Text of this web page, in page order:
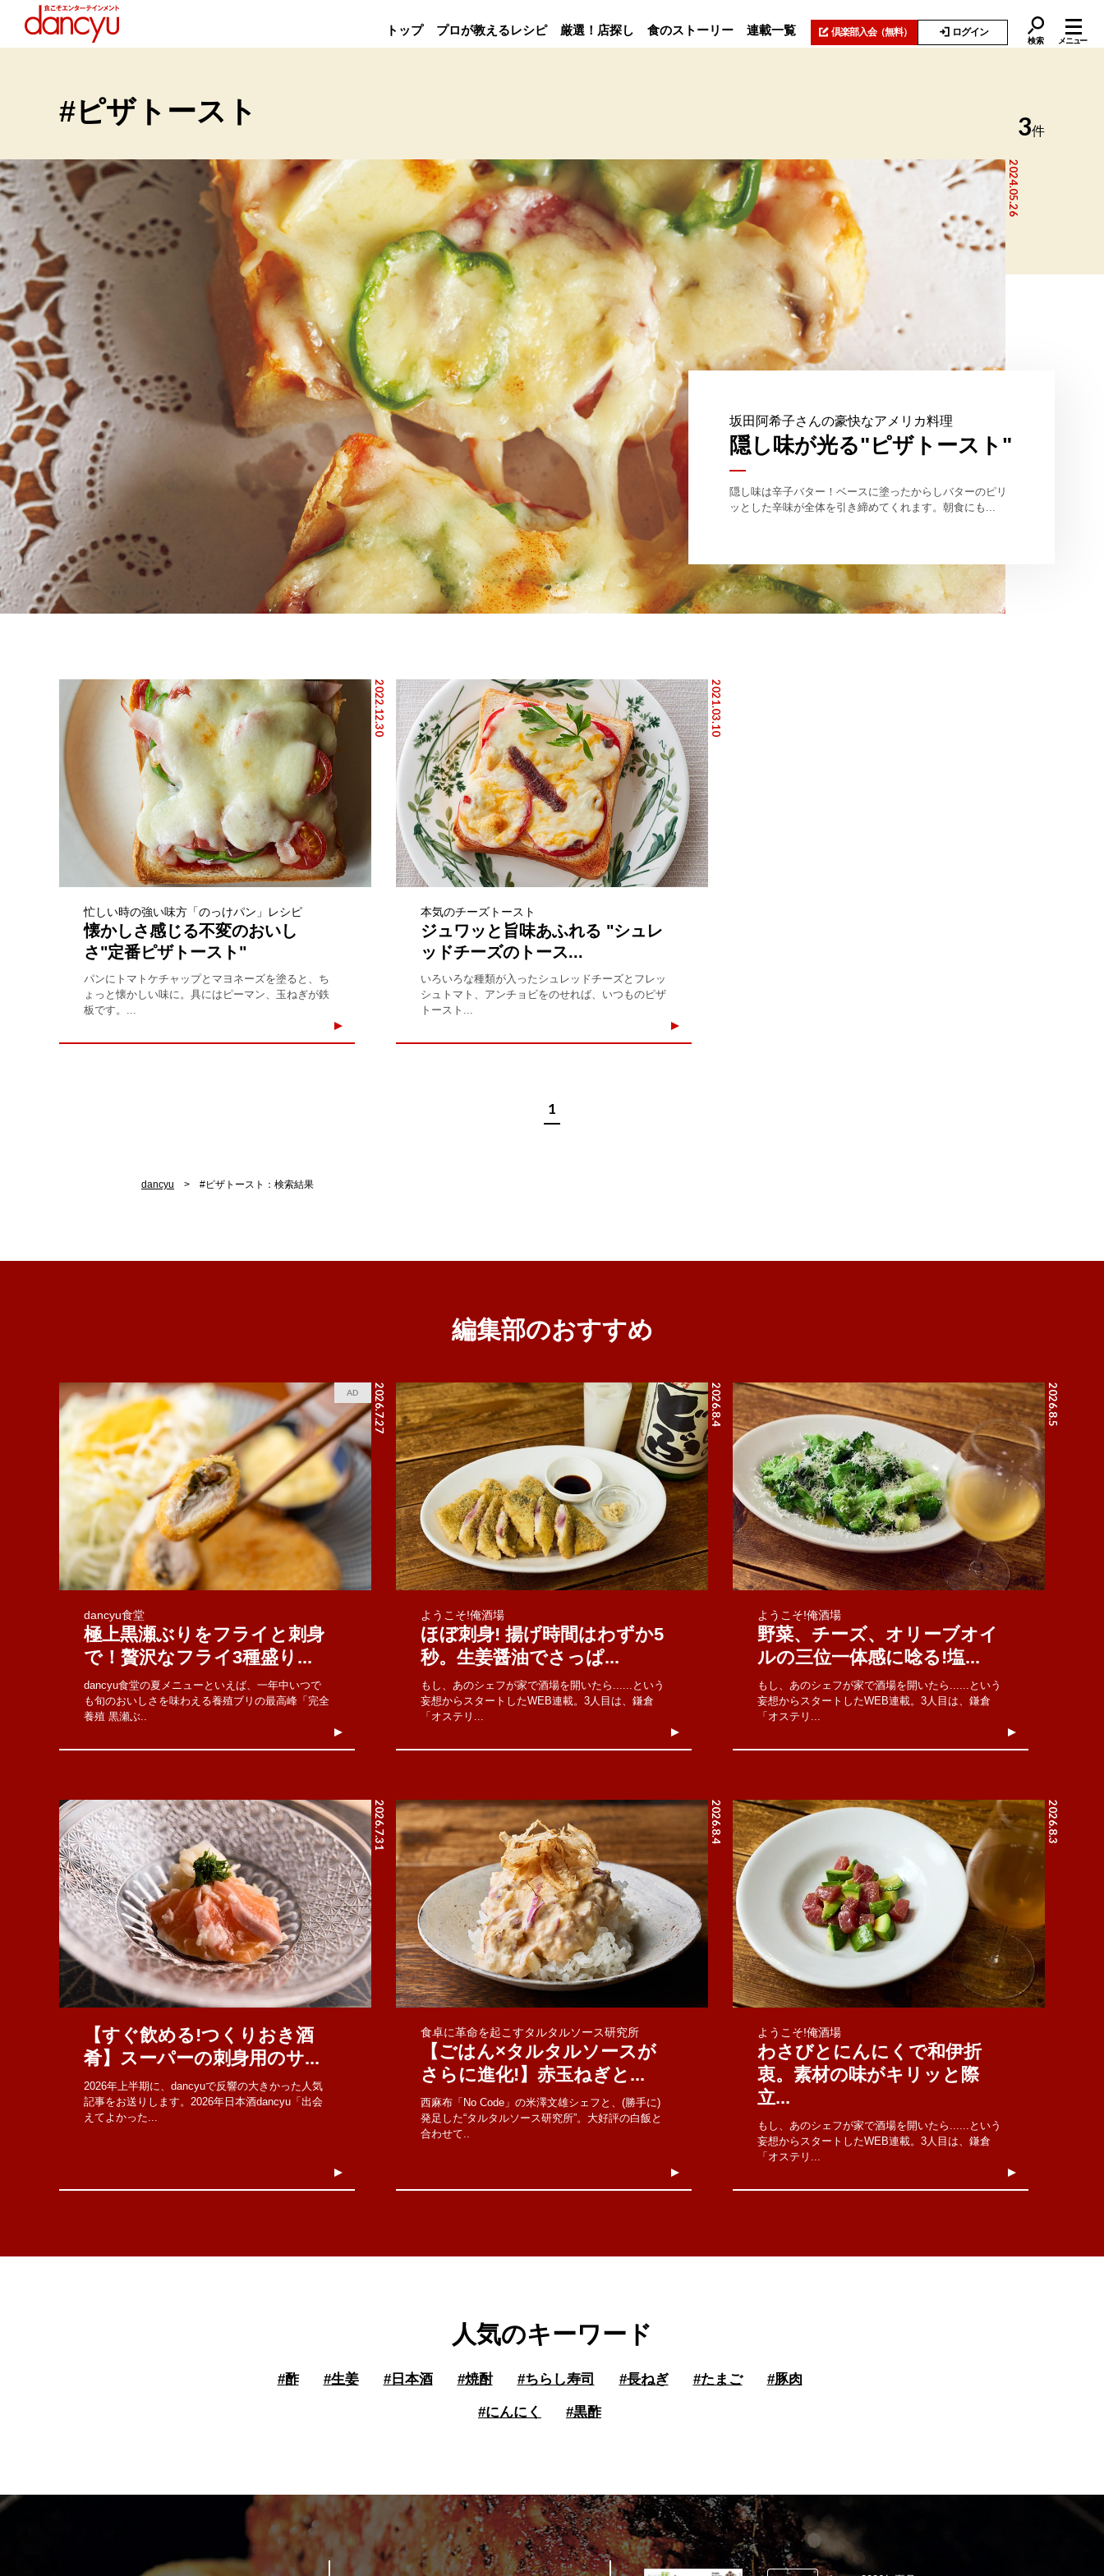
トップ プロが教えるレシピ 厳選！店探し 食のストーリー 連載一覧 倶楽部入会（無料） ログイン
検索 メニュー
#ピザトースト 3件
2024.05.26
坂田阿希子さんの豪快なアメリカ料理
隠し味が光る"ピザトースト"
隠し味は辛子バター！ベースに塗ったからしバターのピリ
ッとした辛味が全体を引き締めてくれます。朝食にも...
2022.12.30
忙しい時の強い味方「のっけパン」レシピ
懐かしさ感じる不変のおいし
さ"定番ピザトースト"
パンにトマトケチャップとマヨネーズを塗ると、ち
ょっと懐かしい味に。具にはピーマン、玉ねぎが鉄
板です。...
2021.03.10
本気のチーズトースト
ジュワッと旨味あふれる "シュレ
ッドチーズのトース...
いろいろな種類が入ったシュレッドチーズとフレッ
シュトマト、アンチョビをのせれば、いつものピザ
トースト...
1
dancyu #ピザトースト：検索結果
編集部のおすすめ
2026.7.27
AD
dancyu食堂
極上黒瀬ぶりをフライと刺身
で！贅沢なフライ3種盛り...
dancyu食堂の夏メニューといえば、一年中いつで
も旬のおいしさを味わえる養殖ブリの最高峰「完全
養殖 黒瀬ぶ..
2026.8.4
ようこそ!俺酒場
ほぼ刺身! 揚げ時間はわずか5
秒。生姜醤油でさっぱ...
もし、あのシェフが家で酒場を開いたら......という
妄想からスタートしたWEB連載。3人目は、鎌倉
「オステリ...
2026.8.5
ようこそ!俺酒場
野菜、チーズ、オリーブオイ
ルの三位一体感に唸る!塩...
もし、あのシェフが家で酒場を開いたら......という
妄想からスタートしたWEB連載。3人目は、鎌倉
「オステリ...
2026.7.31
【すぐ飲める!つくりおき酒
肴】スーパーの刺身用のサ...
2026年上半期に、dancyuで反響の大きかった人気
記事をお送りします。2026年日本酒dancyu「出会
えてよかった...
2026.8.4
食卓に革命を起こすタルタルソース研究所
【ごはん×タルタルソースが
さらに進化!】赤玉ねぎと...
西麻布「No Code」の米澤文雄シェフと、(勝手に)
発足した“タルタルソース研究所”。大好評の白飯と
合わせて..
2026.8.3
ようこそ!俺酒場
わさびとにんにくで和伊折
衷。素材の味がキリッと際
立...
もし、あのシェフが家で酒場を開いたら......という
妄想からスタートしたWEB連載。3人目は、鎌倉
「オステリ...
人気のキーワード
#酢 #生姜 #日本酒 #焼酎 #ちらし寿司 #長ねぎ #たまご #豚肉
#にんにく #黒酢